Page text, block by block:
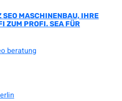
MASCHINENBAU, IHRE
ZUM PROFI. SEA FÜR
beratung